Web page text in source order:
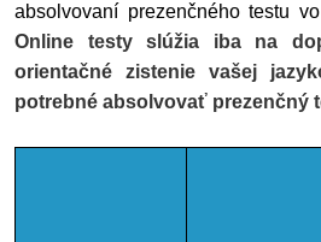
absolvovaní prezenčného testu
Online testy slúžia iba na
orientačné zistenie vašej
potrebné absolvovať prezenčný